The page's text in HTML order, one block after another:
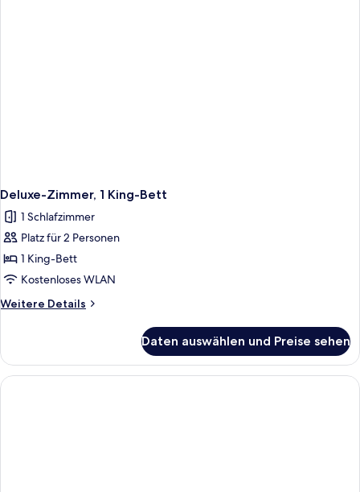
Deluxe-Zimmer, 1 King-Bett
1 Schlafzimmer
Platz für 2 Personen
1 King-Bett
Kostenloses WLAN
Weitere Details
Weitere
Zimmer,
1 King-
Bett
Daten auswählen und Preise sehen